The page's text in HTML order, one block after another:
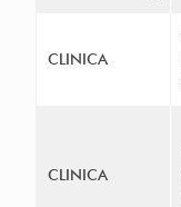
CLINICA
CLINICA